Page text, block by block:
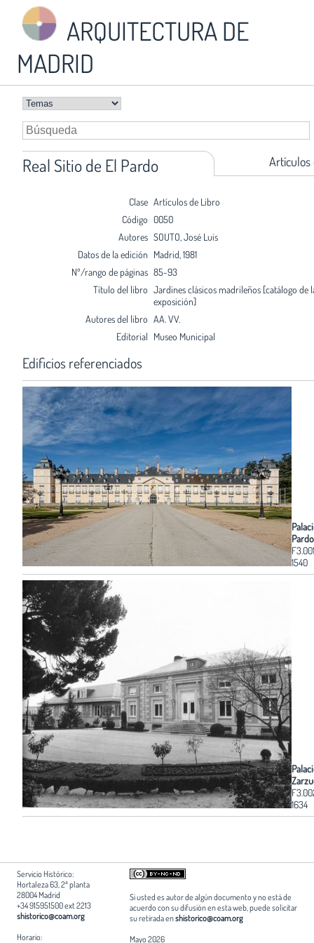
ARQUITECTURA DE
MADRID
Real Sitio de El Pardo Artículos
Clase Artículos de Libro
Código 0050
Autores SOUTO, José Luis
Datos de la edición Madrid, 1981
Nº/rango de páginas 85-93
Título del libro Jardines clásicos madrileños [catálogo de
exposición]
Autores del libro AA. VV.
Editorial Museo Municipal
Edificios referenciados
Pardo
F3.001
1540
1634
Servicio Histórico:
Hortaleza 63, 2ª planta
28004 Madrid
+34 915951500 ext 2213
shistorico@coam.org
Horario:
Si usted es autor de algún documento y no está de
acuerdo con su difusión en esta web, puede solicitar
su retirada enshistorico@coam.org
Mayo 2026